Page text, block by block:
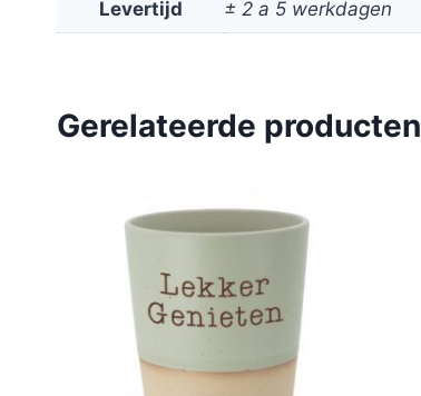
Levertijd ± 2 a 5 werkdagen
Gerelateerde producten